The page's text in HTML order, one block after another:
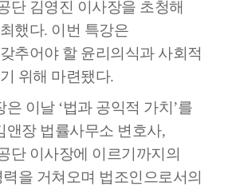
단 김영진 이사장을 초청해
했다. 이번 특강은
추어야 할 윤리의식과 사회적
위해 마련됐다.
은 이날 ‘법과 공익적 가치’를
앤장 법률사무소 변호사,
단 이사장에 이르기까지의
을 거쳐오며 법조인으로서의